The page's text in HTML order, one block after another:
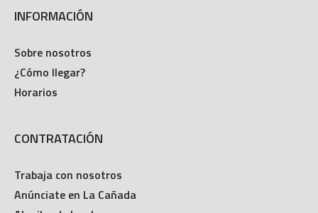
INFORMACIÓN
Sobre nosotros
¿Cómo llegar?
Horarios
CONTRATACIÓN
Trabaja con nosotros
Anúnciate en La Cañada